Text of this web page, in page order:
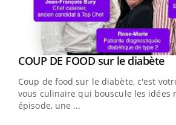
Youtube
COUP DE FOOD sur le diabète
Coup de food sur le diabète, c'est
vous culinaire qui bouscule les idées
épisode, une ...